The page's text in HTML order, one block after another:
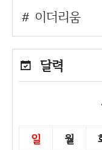
이더리움
달력
일 월